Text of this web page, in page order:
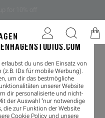
du uns den Einsatz von
IDs für mobile Werbung).
um dir das bestmögliche
unserer Website
dir personalisierte und nicht-
der Auswahl "nur notwendige
die zur Funktion der Website
Cookie Policy und unsere